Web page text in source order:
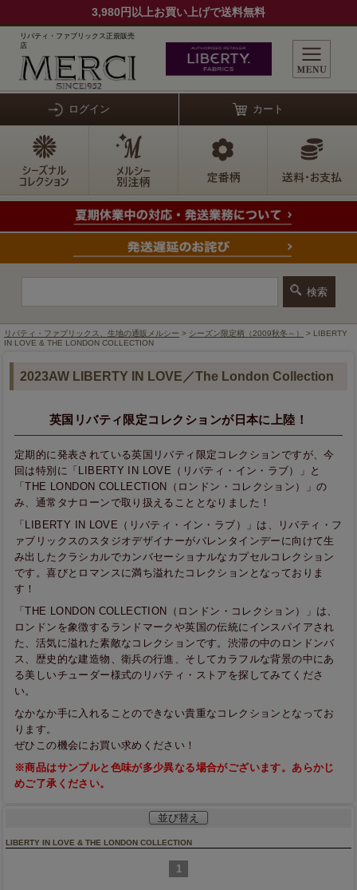
3,980円以上お買い上げで送料無料
リバティ・ファブリックス正規販売
店
ログイン カート
リバティ・ファブリックス、生地の通販メルシー > シーズン限定柄（2009秋冬～）
> LIBERTY
IN LOVE & THE LONDON COLLECTION
2023AW LIBERTY IN LOVE／The London Collection
英国リバティ限定コレクションが日本に上陸！
定期的に発表されている英国リバティ限定コレクションですが、今
回は特別に「LIBERTY IN LOVE（リバティ・イン・ラブ）」と
「THE LONDON COLLECTION（ロンドン・コレクション）」の
み、通常タナローンで取り扱えることとなりました！
「LIBERTY IN LOVE（リバティ・イン・ラブ）」は、リバティ・フ
ァブリックスのスタジオデザイナーがバレンタインデーに向けて生
み出したクラシカルでカンバセーショナルなカプセルコレクション
です。喜びとロマンスに満ち溢れたコレクションとなっておりま
す！
「THE LONDON COLLECTION（ロンドン・コレクション）」は、
ロンドンを象徴するランドマークや英国の伝統にインスパイアされ
た、活気に溢れた素敵なコレクションです。渋滞の中のロンドンバ
ス、歴史的な建造物、衛兵の行進、そしてカラフルな背景の中にあ
る美しいチューダー様式のリバティ・ストアを探してみてくださ
い。
なかなか手に入れることのできない貴重なコレクションとなってお
ります。
ぜひこの機会にお買い求めください！
※商品はサンプルと色味が多少異なる場合がございます。あらかじ
めご了承ください。
並び替え
LIBERTY IN LOVE & THE LONDON COLLECTION
1